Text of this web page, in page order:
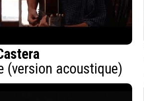
(version acoustique)